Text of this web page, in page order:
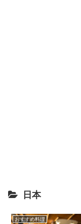
日本
おすすめ料理